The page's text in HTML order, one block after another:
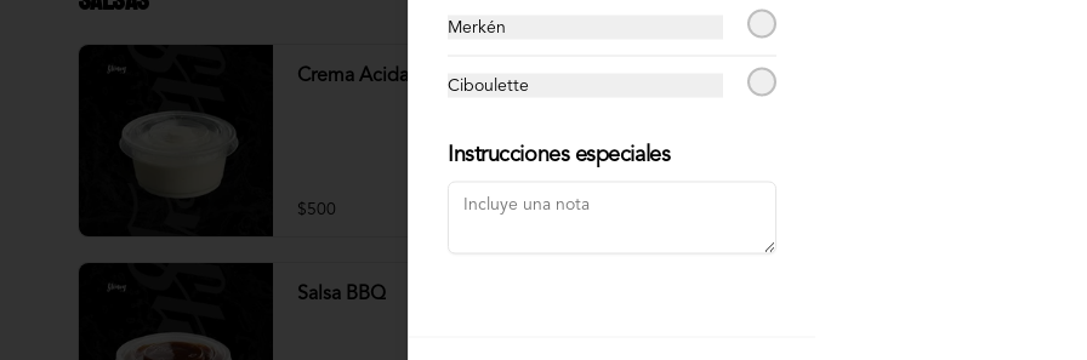
Crema Acida
$500
Salsa BBQ
Merkén
Ciboulette
Instrucciones especiales